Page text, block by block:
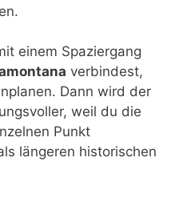
einem Spaziergang
verbindest,
Dann wird der
weil du die
Punkt
längeren historischen